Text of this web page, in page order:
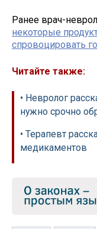
Ранее врач-
некоторые
спровоцировать
Читайте также:
• Невролог
нужно срочно
• Терапевт
медикаментов